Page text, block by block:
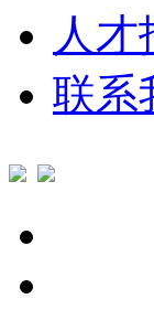
人才
联系